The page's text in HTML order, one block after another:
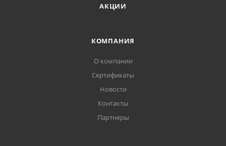
АКЦИИ
КОМПАНИЯ
О компании
Сертификаты
Новости
Контакты
Партнеры